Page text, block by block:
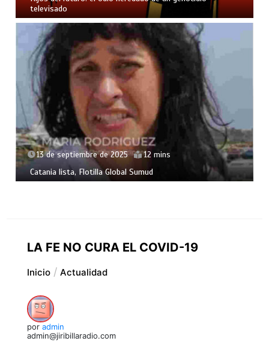
televisado
13 de septiembre de 2025 12 mins
Catania lista, Flotilla Global Sumud
LA FE NO CURA EL COVID-19
Inicio Actualidad
por admin
admin@jiribillaradio.com